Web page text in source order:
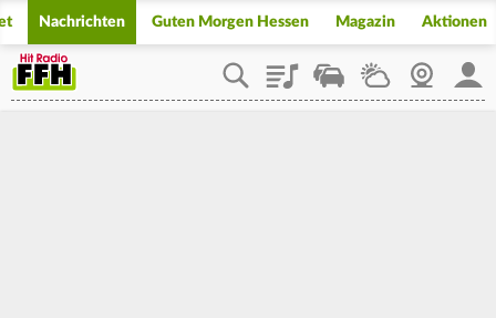
Nachrichten Guten Morgen Hessen Magazin Aktionen
PlaylistStaupilotWetterWebcam